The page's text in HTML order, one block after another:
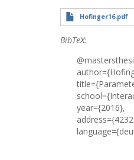
Hofinger16.pdf
BibTeX:
year={2016},